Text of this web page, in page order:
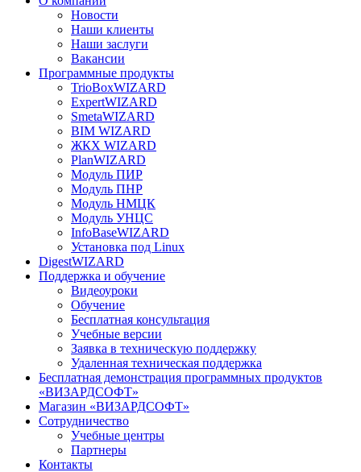
Новости
Наши клиенты
Наши заслуги
Вакансии
Программные продукты
TrioBoxWIZARD
ExpertWIZARD
SmetaWIZARD
BIM WIZARD
ЖКХ WIZARD
PlanWIZARD
Модуль ПИР
Модуль ПНР
Модуль НМЦК
Модуль УНЦС
InfoBaseWIZARD
Установка под Linux
DigestWIZARD
Поддержка и обучение
Видеоуроки
Обучение
Бесплатная консультация
Учебные версии
Заявка в техническую поддержку
Удаленная техническая поддержка
Бесплатная демонстрация программных продуктов
«ВИЗАРДСОФТ»
Магазин «ВИЗАРДСОФТ»
Сотрудничество
Учебные центры
Партнеры
Контакты